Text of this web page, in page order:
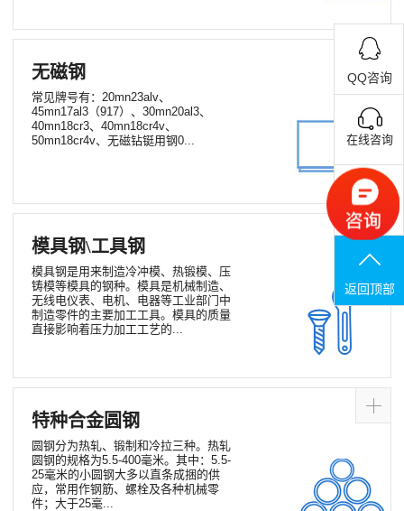
无磁钢
常见牌号有：20mn23alv、
45mn17al3（917）、30mn20al3、
40mn18cr3、40mn18cr4v、
50mn18cr4v、无磁钻铤用钢0...
模具钢\工具钢
模具钢是用来制造冷冲模、热锻模、压
铸模等模具的钢种。模具是机械制造、
无线电仪表、电机、电器等工业部门中
制造零件的主要加工工具。模具的质量
直接影响着压力加工工艺的...
特种合金圆钢
圆钢分为热轧、锻制和冷拉三种。热轧
圆钢的规格为5.5-400毫米。其中：5.5-
25毫米的小圆钢大多以直条成捆的供
应，常用作钢筋、螺栓及各种机械零
件；大于25毫...
QQ咨询
在线咨询
联系电话
返回顶部